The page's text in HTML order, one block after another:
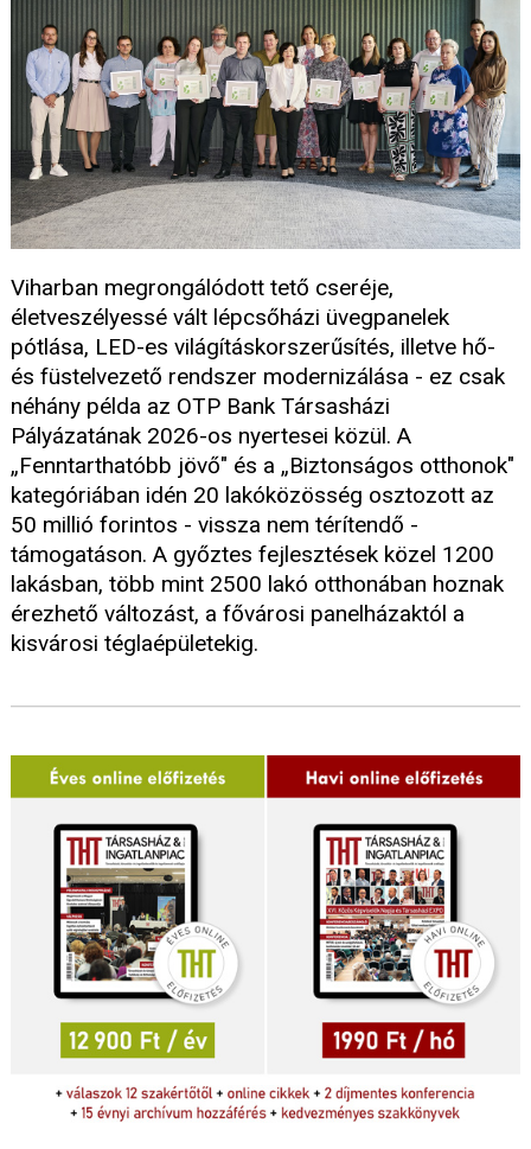
Viharban megrongálódott tető cseréje,
életveszélyessé vált lépcsőházi üvegpanelek
pótlása, LED-es világításkorszerűsítés, illetve hő-
és füstelvezető rendszer modernizálása - ez csak
néhány példa az OTP Bank Társasházi
Pályázatának 2026-os nyertesei közül. A
„Fenntarthatóbb jövő" és a „Biztonságos otthonok"
kategóriában idén 20 lakóközösség osztozott az
50 millió forintos - vissza nem térítendő -
támogatáson. A győztes fejlesztések közel 1200
lakásban, több mint 2500 lakó otthonában hoznak
érezhető változást, a fővárosi panelházaktól a
kisvárosi téglaépületekig.